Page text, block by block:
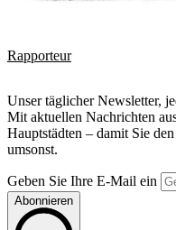
Rapporteur
Unser täglicher Newsletter,
Mit aktuellen Nachrichten
Hauptstädten – damit Sie
umsonst.
Geben Sie Ihre E-Mail ein
Abonnieren